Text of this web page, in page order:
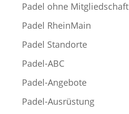
Padel ohne Mitgliedschaft
Padel RheinMain
Padel Standorte
Padel-ABC
Padel-Angebote
Padel-Ausrüstung